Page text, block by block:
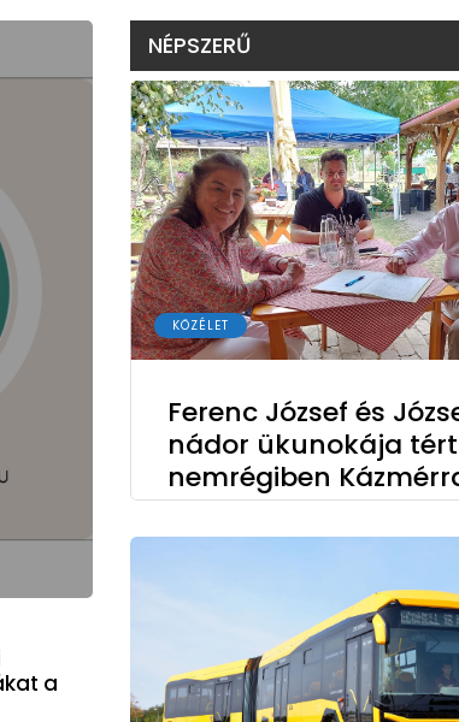
a
NÉPSZERŰ
KÖZÉLET
Ferenc József és
nádor ükunokája
nemrégiben